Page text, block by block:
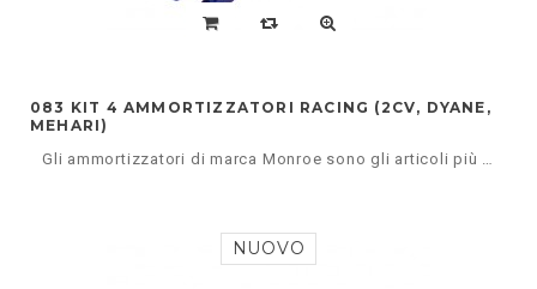
083 KIT 4 AMMORTIZZATORI RACING (2CV, DYANE,
MEHARI)
Gli ammortizzatori di marca Monroe sono gli articoli più montati sulle Citroen d'epoca, vanno ovviamente montati correttamente: gli steli verso l'interno (che guardando il mollettone), i foderi (la parte grande) verso l'esterno che guardano le ruote. Un montaggio differente farà lavorare male la vettura e potrebbe danneggiare gli ammortizzatori.
NUOVO